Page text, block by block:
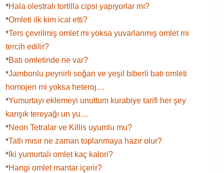
*Hala olestralı tortilla cipsi yapıyorlar mı?
*Omleti ilk kim icat etti?
*Ters çevrilmiş omlet mi yoksa yuvarlanmış omlet mi
tercih edilir?
*Batı omletinde ne var?
*Jambonlu peynirli soğan ve yeşil biberli batı omleti
homojen mi yoksa heteroj…
*Yumurtayı eklemeyi unuttum kurabiye tarifi her şey
karışık tereyağı un yu…
*Neon Tetralar ve Killis uyumlu mu?
*Tatlı mısır ne zaman toplanmaya hazır olur?
* İki yumurtalı omlet kaç kalori?
*Hangi omlet mantar içerir?